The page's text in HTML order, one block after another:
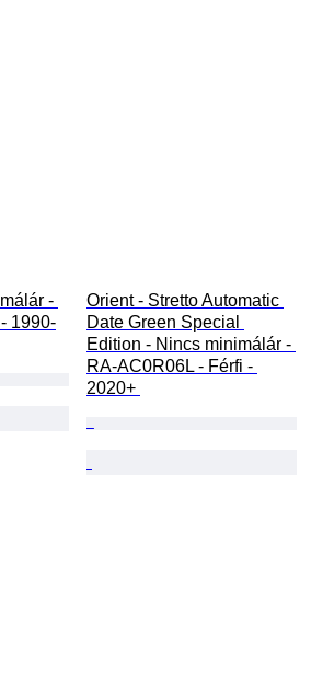
-
1990-
Orient - Stretto Automatic
Date Green Special
Edition - Nincs minimálár -
RA-AC0R06L - Férfi -
2020+